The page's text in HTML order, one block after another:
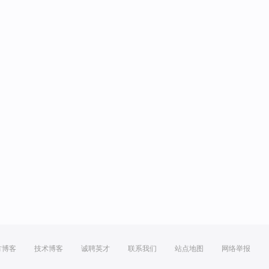
博客 技术博客 诚聘英才 联系我们 站点地图 网络举报